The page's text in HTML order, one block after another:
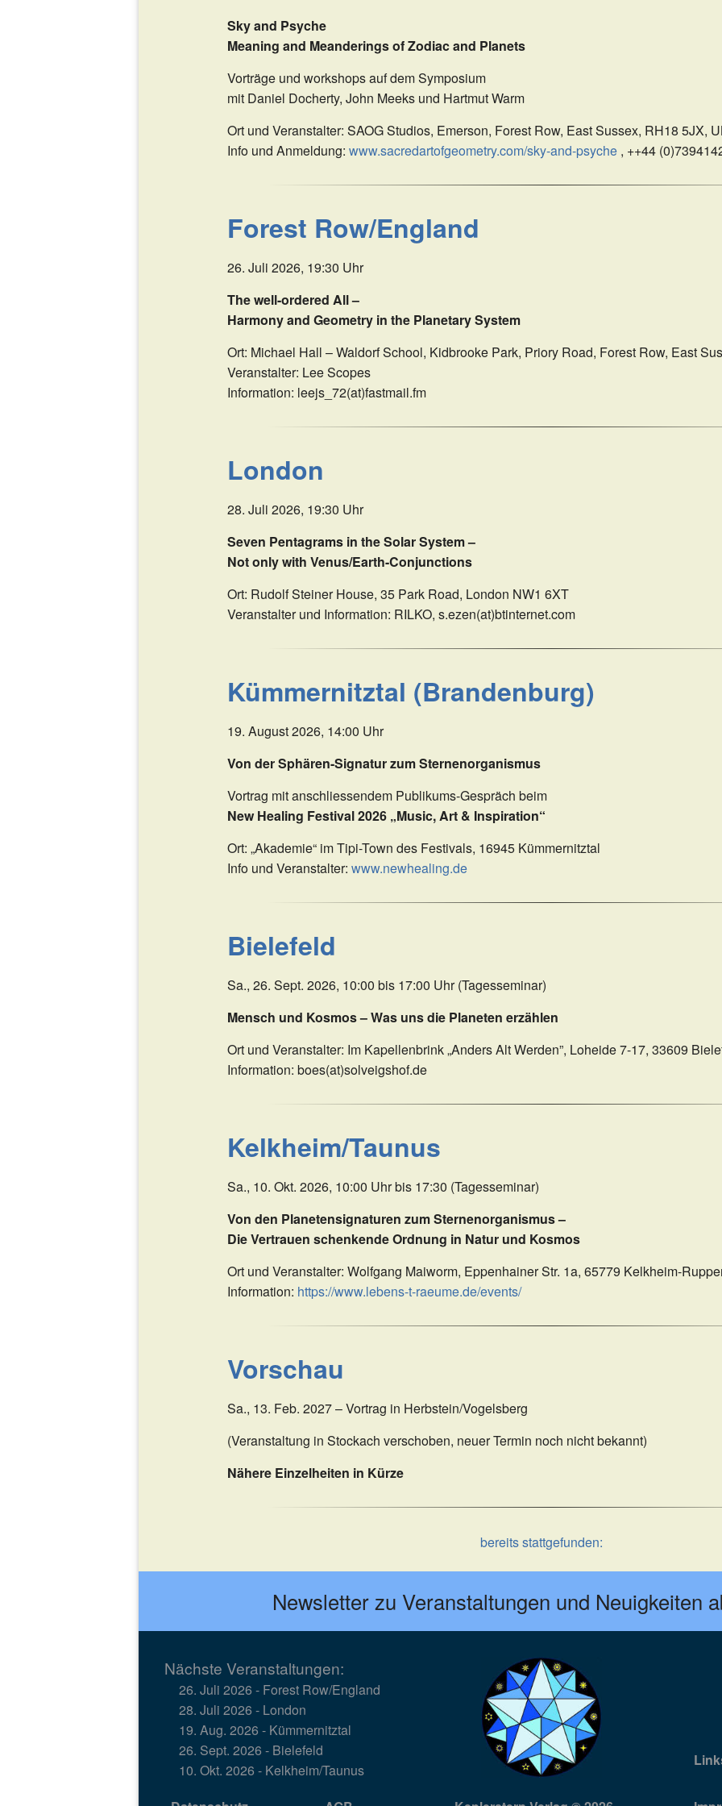
BERECHNUNGEN
DAS PROGRAMM
DOWNLOAD
HARMONIKALES
VIDEO & AUDIO BEWEISE
Sky and Psyche
Meaning and Meanderings of Zodiac and Planets
Vorträge und workshops auf dem Symposium
mit Daniel Docherty, John Meeks und Hartmut Warm
Ort und Veranstalter: SAOG Studios, Emerson, Forest Row, East Sussex, RH18 5JX,
Info und Anmeldung: www.sacredartofgeometry.com/sky-and-psyche, ++44
Forest Row/England
26. Juli 2026, 19:30 Uhr
The well-ordered All –
Harmony and Geometry in the Planetary System
Ort: Michael Hall – Waldorf School, Kidbrooke Park, Priory Road, Forest Row, East
Veranstalter: Lee Scopes
Information: leejs_72(at)fastmail.fm
London
28. Juli 2026, 19:30 Uhr
Seven Pentagrams in the Solar System –
Not only with Venus/Earth-Conjunctions
Ort: Rudolf Steiner House, 35 Park Road, London NW1 6XT
Veranstalter und Information: RILKO, s.ezen(at)btinternet.com
Kümmernitztal (Brandenburg)
19. August 2026, 14:00 Uhr
Von der Sphären-Signatur zum Sternenorganismus
Vortrag mit anschliessendem Publikums-Gespräch beim
New Healing Festival 2026 „Music, Art & Inspiration“
Ort: „Akademie“ im Tipi-Town des Festivals, 16945 Kümmernitztal
Info und Veranstalter: www.newhealing.de
Bielefeld
Sa., 26. Sept. 2026, 10:00 bis 17:00 Uhr (Tagesseminar)
Mensch und Kosmos – Was uns die Planeten erzählen
Ort und Veranstalter: Im Kapellenbrink „Anders Alt Werden”, Loheide 7-17, 33609
Information: boes(at)solveigshof.de
Kelkheim/Taunus
Sa., 10. Okt. 2026, 10:00 Uhr bis 17:30 (Tagesseminar)
Von den Planetensignaturen zum Sternenorganismus –
Die Vertrauen schenkende Ordnung in Natur und Kosmos
Ort und Veranstalter: Wolfgang Maiworm, Eppenhainer Str. 1a, 65779 Kelkheim-
Information: https://www.lebens-t-raeume.de/events/
Vorschau
Sa., 13. Feb. 2027 – Vortrag in Herbstein/Vogelsberg
(Veranstaltung in Stockach verschoben, neuer Termin noch nicht bekannt)
Nähere Einzelheiten in Kürze
bereits stattgefunden:
Newsletter zu Veranstaltungen und Neuigkeiten
Nächste Veranstaltungen:
26. Juli 2026 - Forest Row/England
28. Juli 2026 - London
19. Aug. 2026 - Kümmernitztal
26. Sept. 2026 - Bielefeld
10. Okt. 2026 - Kelkheim/Taunus
Links Spenden